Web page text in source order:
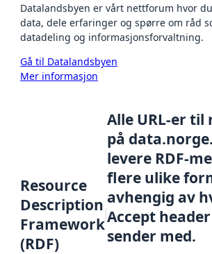
Datalandsbyen er vårt nettforum hvor
data, dele erfaringer og spørre om råd
datadeling og informasjonsforvaltning.
Gå til Datalandsbyen
Mer informasjon
Resource
Description
Framework
(RDF)
Alle URL-er til
på
levere RDF-
flere ulike
avhengig av
Accept
sender med.